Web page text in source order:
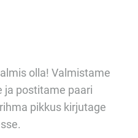
olla! Valmistame
ja postitame paari
pikkus kirjutage